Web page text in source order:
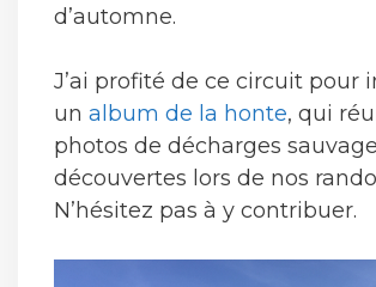
d’automne.
J’ai profité de ce circuit pour
un album de la honte, qui
photos de décharges
découvertes lors de nos
N’hésitez pas à y contribuer.